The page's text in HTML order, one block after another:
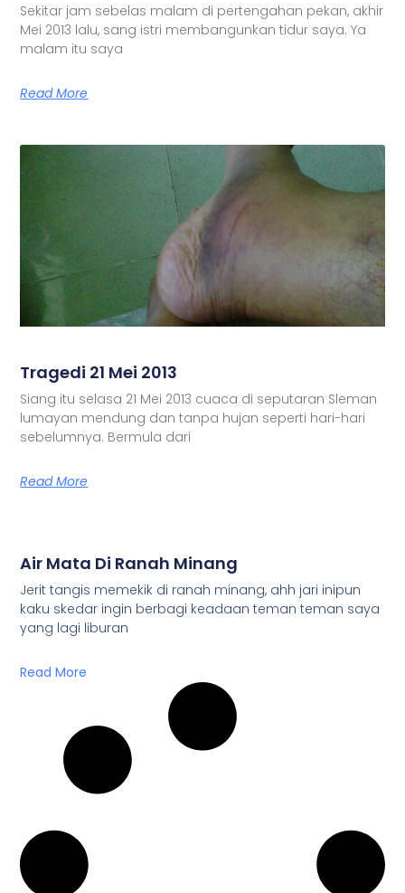
Sekitar jam sebelas malam di pertengahan pekan, akhir
Mei 2013 lalu, sang istri membangunkan tidur saya. Ya
malam itu saya
Read More
Tragedi 21 Mei 2013
Siang itu selasa 21 Mei 2013 cuaca di seputaran Sleman
lumayan mendung dan tanpa hujan seperti hari-hari
sebelumnya. Bermula dari
Read More
Air Mata Di Ranah Minang
Jerit tangis memekik di ranah minang, ahh jari inipun
kaku skedar ingin berbagi keadaan teman teman saya
yang lagi liburan
Read More